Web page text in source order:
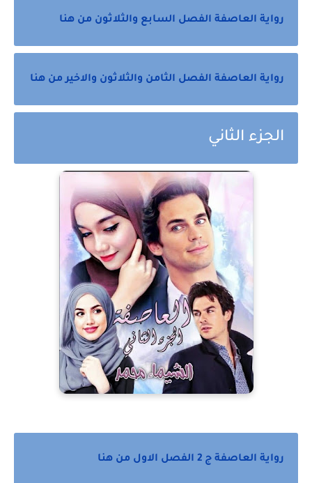
رواية العاصفة الفصل السابع والثلاثون من هنا
رواية العاصفة الفصل الثامن والثلاثون والاخير من هنا
الجزء الثاني
رواية العاصفة ج 2 الفصل الاول من هنا